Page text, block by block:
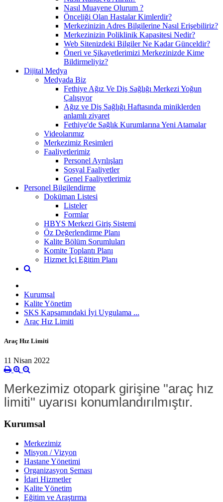
Nasıl Muayene Olurum ?
Önceliği Olan Hastalar Kimlerdir?
Merkezinizin Adres Bilgilerine Nasıl Erişebiliriz?
Merkezinizin Poliklinik Kapasitesi Nedir?
Web Sitenizdeki Bilgiler Ne Kadar Günceldir?
Öneri ve Şikayetlerimizi Merkezinizde Kime
Bildirmeliyiz?
Dijital Medya
Medyada Biz
Fethiye Ağız Ve Diş Sağlığı Merkezi Yoğun
Çalışıyor
Ağız ve Diş Sağlığı Haftasında miniklerden
anlamlı ziyaret
Fethiye'de Sağlık Kurumlarına Yeni Atamalar
Videolarımız
Merkezimiz Resimleri
Faaliyetlerimiz
Personel Ayrılışları
Sosyal Faaliyetler
Genel Faaliyetlerimiz
Personel Bilgilendirme
Doküman Listesi
Listeler
Formlar
HBYS Merkezi Giriş Sistemi
Öz Değerlendirme Planı
Kalite Bölüm Sorumluları
Komite Toplantı Planı
Hizmet İçi Eğitim Planı
Kurumsal
Kalite Yönetim
SKS Kapsamındaki İyi Uygulama ...
Araç Hız Limiti
Araç Hız Limiti
11 Nisan 2022
Merkezimiz otopark girişine ''araç hız
limiti'' uyarısı konumlandırılmıştır.
Kurumsal
Merkezimiz
Misyon / Vizyon
Hastane Yönetimi
Organizasyon Şeması
İdari Hizmetler
Kalite Yönetim
Eğitim ve Araştırma